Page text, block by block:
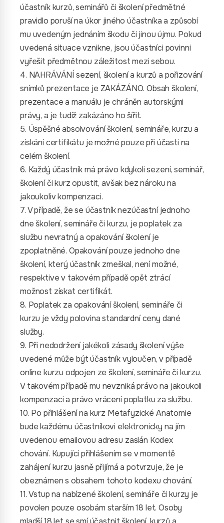
účastník kurzů, seminářů či školení předmětné
pravidlo poruší na úkor jiného účastníka a způsobí
mu uvedeným jednáním škodu či jinou újmu. Pokud
uvedená situace vznikne, jsou účastníci povinni
vyřešit předmětnou záležitost mezi sebou.
4. NAHRÁVÁNÍ sezení, školení a kurzů a pořizování
snímků prezentace je ZAKÁZÁNO. Obsah školení,
prezentace a manuálu je chráněn autorskými
právy, a je tudíž zakázáno ho šířit.
5. Úspěšné absolvování školení, semináře, kurzu a
získání certifikátu je možné pouze při účasti na
celém školení.
6. Každý účastník má právo kdykoli sezení, seminář,
školení či kurz opustit, avšak bez nároku na
jakoukoliv kompenzaci.
7. V případě, že se účastník nezúčastní jednoho
dne školení, semináře či kurzu, je poplatek za
službu nevratný a opakování školení je
zpoplatněné. Opakování pouze jednoho dne
školení, který účastník zmeškal, není možné,
respektive v takovém případě opět ztrácí
možnost získat certifikát.
8. Poplatek za opakování školení, semináře či
kurzu je vždy polovina standardní ceny dané
služby.
9. Při nedodržení jakékoli zásady školení výše
uvedené může být účastník vyloučen, v případě
online kurzu odpojen ze školení, semináře či kurzu.
V takovém případě mu nevzniká právo na jakoukoli
kompenzaci a právo vrácení poplatku za službu.
10. Po přihlášení na kurz Metafyzické Anatomie
bude každému účastníkovi elektronicky na jím
uvedenou emailovou adresu zaslán Kodex
chování. Kupující přihlášením se v momentě
zahájení kurzu jasně přijímá a potvrzuje, že je
obeznámen s obsahem tohoto kodexu chování.
11. Vstup na nabízené školení, semináře či kurzy je
povolen pouze osobám starším 18 let. Osoby